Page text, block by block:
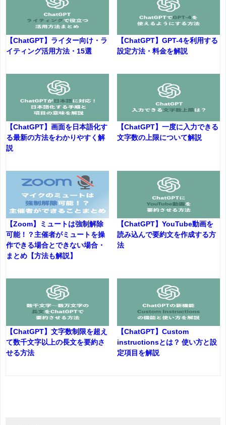
【ChatGPT】ライター向け・ラ
イティング活用方法・15選
【ChatGPT】GPT-4を利用する
設定方法・料金を解説
【ChatGPT】画面を日本語化す
る最新の方法をわかりやすく解
説
【ChatGPT】一度に入力できる
文字数の上限について解説
【Zoom】ミュートは強制解除
可能！？主催者がミュートを操
作できる場合とできない場合・
まとめ【方法も解説】
【ChatGPT】YouTube動画を
読み込んで要約文を作成する方
法
【ChatGPT】文字数制限を超え
て数千文字以上の長文を要約さ
せる方法
【ChatGPT】Custom
instructionsとは？ 使い方と設
定項目を解説